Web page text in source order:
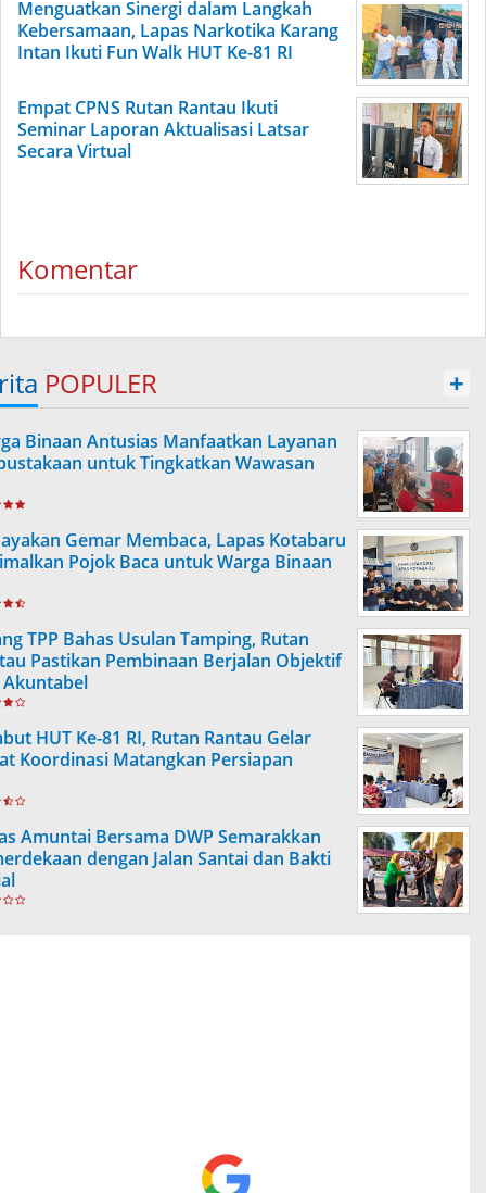
Menguatkan Sinergi dalam Langkah
Kebersamaan, Lapas Narkotika Karang
Intan Ikuti Fun Walk HUT Ke-81 RI
Empat CPNS Rutan Rantau Ikuti
Seminar Laporan Aktualisasi Latsar
Secara Virtual
Komentar
POPULER +
Binaan Antusias Manfaatkan Layanan
untuk Tingkatkan Wawasan
Gemar Membaca, Lapas Kotabaru
Pojok Baca untuk Warga Binaan
TPP Bahas Usulan Tamping, Rutan
Pastikan Pembinaan Berjalan Objektif
HUT Ke-81 RI, Rutan Rantau Gelar
Koordinasi Matangkan Persiapan
Amuntai Bersama DWP Semarakkan
dengan Jalan Santai dan Bakti